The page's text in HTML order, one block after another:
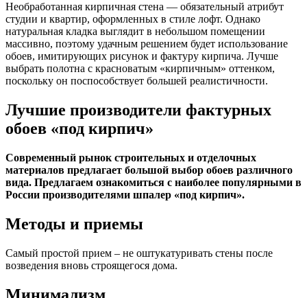
Необработанная кирпичная стена — обязательный атрибут
студии и квартир, оформленных в стиле лофт. Однако
натуральная кладка выглядит в небольшом помещении
массивно, поэтому удачным решением будет использование
обоев, имитирующих рисунок и фактуру кирпича. Лучше
выбрать полотна с красноватым «кирпичным» оттенком,
поскольку он поспособствует большей реалистичности.
Лучшие производители фактурных
обоев «под кирпич»
Современный рынок строительных и отделочных
материалов предлагает большой выбор обоев различного
вида. Предлагаем ознакомиться с наиболее популярными в
России производителями шпалер «под кирпич».
Методы и приемы
Самый простой прием – не оштукатуривать стены после
возведения вновь строящегося дома.